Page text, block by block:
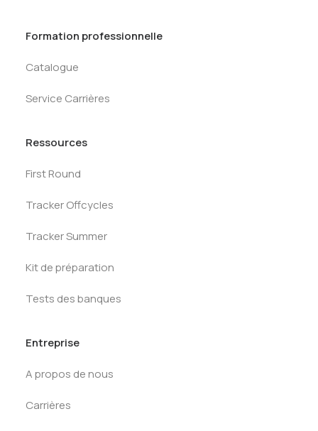
Formation professionnelle
Catalogue
Service Carrières
Ressources
First Round
Tracker Offcycles
Tracker Summer
Kit de préparation
Tests des banques
Entreprise
A propos de nous
Carrières